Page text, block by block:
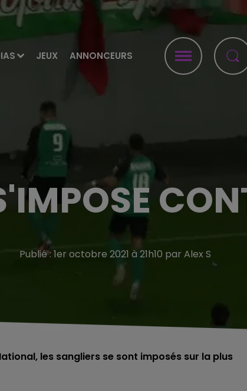
JEUX ANNONCEURS
Publié : 1er octobre 2021 à 21h10 par Alex S
les sangliers se sont imposés sur la plus